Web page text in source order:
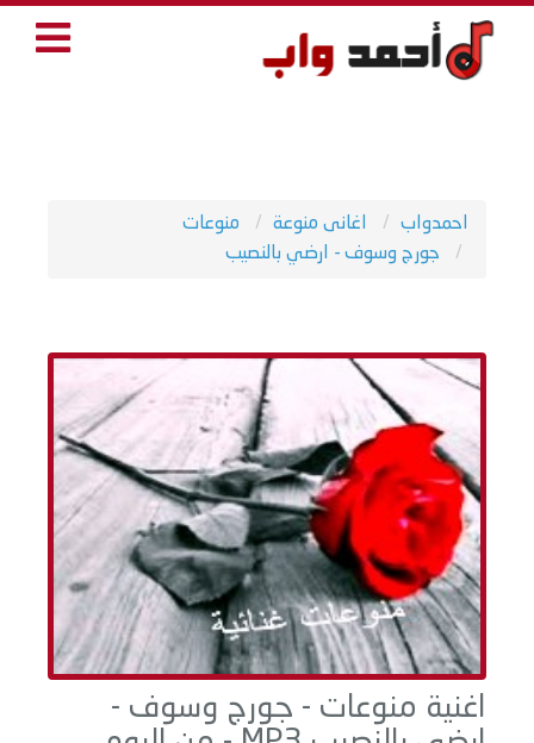
احمدواب اغانى منوعة
منوعات
جورج وسوف - ارضي بالنصيب
اغنية منوعات - جورج وسوف -